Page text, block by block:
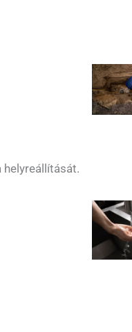
helyreállítását.